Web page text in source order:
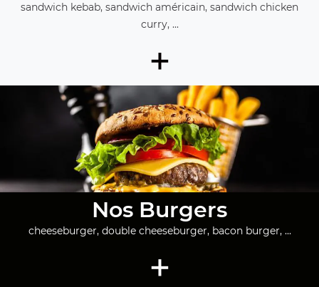
sandwich kebab, sandwich américain, sandwich chicken
curry, ...
+
Nos Burgers
cheeseburger, double cheeseburger, bacon burger, ...
+